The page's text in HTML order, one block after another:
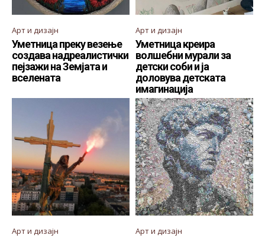
Арт и дизајн
Уметница преку везење
создава надреалистички
пејзажи на Земјата и
вселената
Арт и дизајн
Уметница креира
волшебни мурали за
детски соби и ја
доловува детската
имагинација
Арт и дизајн Арт и дизајн